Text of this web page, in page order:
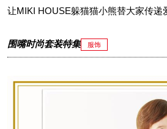
让MIKI HOUSE躲猫猫小熊替大家传递
围嘴时尚套装特集 服饰